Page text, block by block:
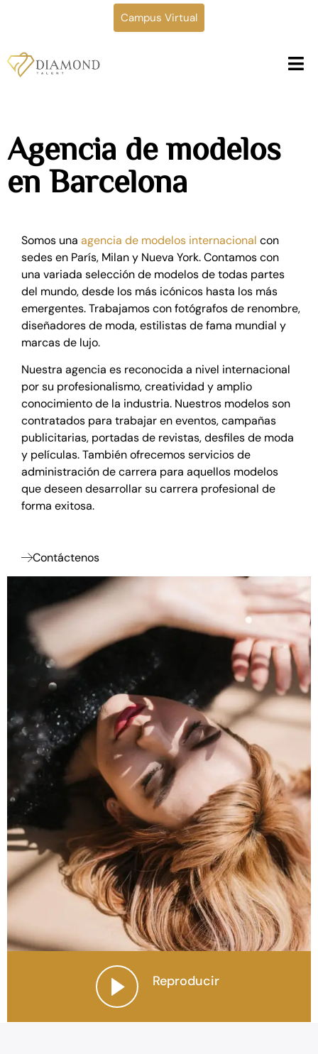
Campus Virtual
Agencia de modelos
en Barcelona
Somos una agencia de modelos internacional con
sedes en París, Milan y Nueva York. Contamos con
una variada selección de modelos de todas partes
del mundo, desde los más icónicos hasta los más
emergentes. Trabajamos con fotógrafos de renombre,
diseñadores de moda, estilistas de fama mundial y
marcas de lujo.
Nuestra agencia es reconocida a nivel internacional
por su profesionalismo, creatividad y amplio
conocimiento de la industria. Nuestros modelos son
contratados para trabajar en eventos, campañas
publicitarias, portadas de revistas, desfiles de moda
y películas. También ofrecemos servicios de
administración de carrera para aquellos modelos
que deseen desarrollar su carrera profesional de
forma exitosa.
Contáctenos
Reproducir